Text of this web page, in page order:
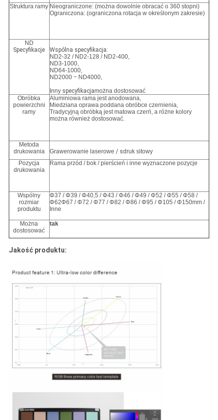
Struktura ramy Nieograniczone: (można dowolnie obracać o 360 stopni)
Ograniczona: (ograniczona rotacja w określonym zakresie)
ND
Specyfikacje
Wspólna specyfikacja:
ND2-32 / ND2-128 / ND2-400,
ND3-1000,
ND64-1000,
ND2000 ~ ND4000,
Inny specyfikacjamożna dostosować
Obróbka
powierzchni
ramy
Aluminiowa rama jest anodowana,
Miedziana oprawa poddana obróbce czernienia,
Tradycyjną obróbką jest matowa czerń, a różne kolory
można również dostosować.
Metoda
drukowania
Grawerowanie laserowe / sdruk sitowy
Pozycja
drukowania
Rama przód / bok / pierścień i inne wyznaczone pozycje
Wspólny
rozmiar
produktu
Φ37 / Φ39 / Φ40,5 / Φ43 / Φ46 / Φ49 / Φ52 / Φ55 / Φ58 /
Φ62Φ67 / Φ72 / Φ77 / Φ82 / Φ86 / Φ95 / Φ105 / Φ150mm /
Inne
Można
dostosować
tak
Jakość produktu: